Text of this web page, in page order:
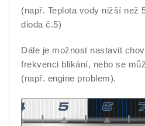
(např. Teplota vody nižší než
dioda č.5)
Dále je možnost nastavit
frekvenci blikání, nebo se
(např. engine problem).